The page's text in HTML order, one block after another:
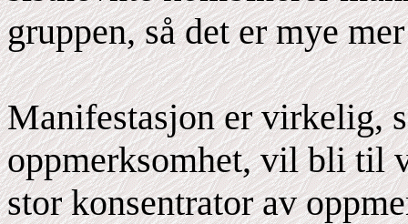
gruppen, så det er mye
Manifestasjon er virkelig,
oppmerksomhet, vil bli til
stor konsentrator av